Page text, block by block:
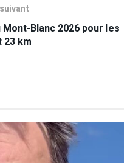
Blanc 2026 pour les
23 km